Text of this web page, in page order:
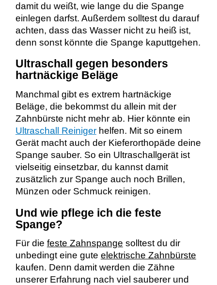
damit du weißt, wie lange du die Spange
einlegen darfst. Außerdem solltest du darauf
achten, dass das Wasser nicht zu heiß ist,
denn sonst könnte die Spange kaputtgehen.
Ultraschall gegen besonders
hartnäckige Beläge
Manchmal gibt es extrem hartnäckige
Beläge, die bekommst du allein mit der
Zahnbürste nicht mehr ab. Hier könnte ein
Ultraschall Reiniger helfen. Mit so einem
Gerät macht auch der Kieferorthopäde deine
Spange sauber. So ein Ultraschallgerät ist
vielseitig einsetzbar, du kannst damit
zusätzlich zur Spange auch noch Brillen,
Münzen oder Schmuck reinigen.
Und wie pflege ich die feste
Spange?
Für die feste Zahnspange solltest du dir
unbedingt eine gute elektrische Zahnbürste
kaufen. Denn damit werden die Zähne
unserer Erfahrung nach viel sauberer und